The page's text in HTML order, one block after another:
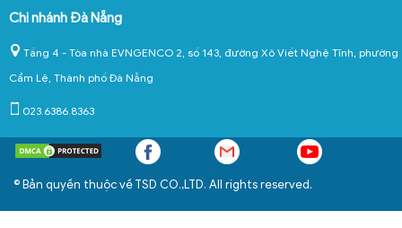
Chi nhánh Đà Nẵng
Tầng 4 - Tòa nhà EVNGENCO 2, số 143, đường Xô Viết Nghệ Tĩnh, phường
Cẩm Lệ, Thành phố Đà Nẵng
023.6386.8363
© Bản quyền thuộc về TSD CO.,LTD. All rights reserved.